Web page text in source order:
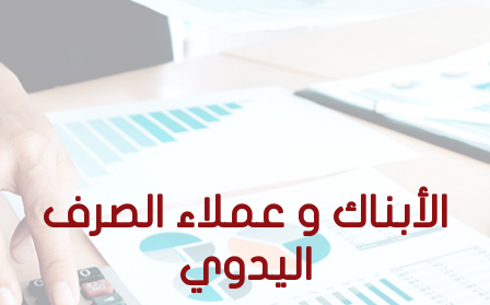
الأبناك و عملاء الصرف
اليدوي
الأحكام التنظيمية المتعلقة
بالوسطاء المعتمدين